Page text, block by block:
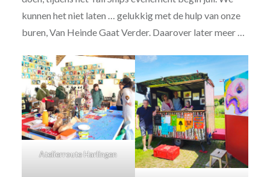
kunnen het niet laten … gelukkig met de hulp van onze
buren, Van Heinde Gaat Verder. Daarover later meer …
Atelierroute Harlingen